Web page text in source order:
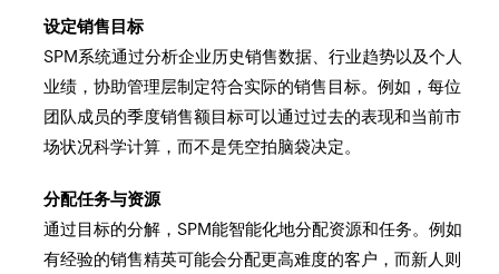
设定销售目标
SPM系统通过分析企业历史销售数据、行业趋势以及个人
业绩，协助管理层制定符合实际的销售目标。例如，每位
团队成员的季度销售额目标可以通过过去的表现和当前市
场状况科学计算，而不是凭空拍脑袋决定。
分配任务与资源
通过目标的分解，SPM能智能化地分配资源和任务。例如
有经验的销售精英可能会分配更高难度的客户，而新人则